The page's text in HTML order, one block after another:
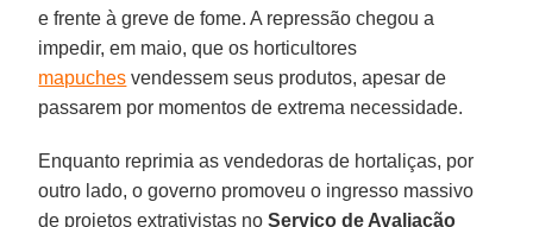
e frente à greve de fome. A repressão chegou a
impedir, em maio, que os horticultores
mapuches vendessem seus produtos, apesar de
passarem por momentos de extrema necessidade.
Enquanto reprimia as vendedoras de hortaliças, por
outro lado, o governo promoveu o ingresso massivo
de projetos extrativistas noServiço de Avaliação